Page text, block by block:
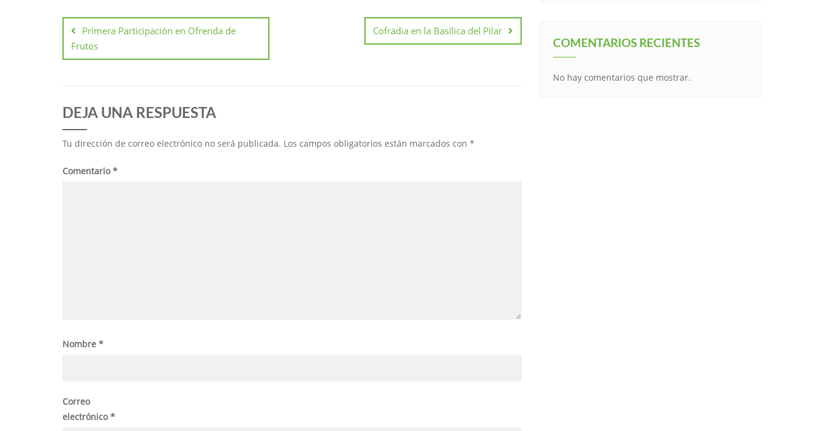
Primera Participación en Ofrenda de
Frutos
Cofradia en la Basílica del Pilar
DEJA UNA RESPUESTA
Tu dirección de correo electrónico no será publicada. Los campos obligatorios están marcados con *
Comentario*
Nombre *
Correo
electrónico*
COMENTARIOS RECIENTES
No hay comentarios que mostrar.